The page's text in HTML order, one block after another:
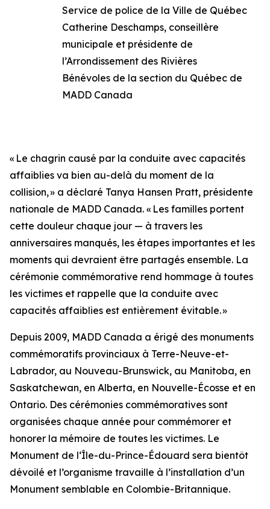
Service de police de la Ville de Québec
Catherine Deschamps, conseillère
municipale et présidente de
l’Arrondissement des Rivières
Bénévoles de la section du Québec de
MADD Canada
« Le chagrin causé par la conduite avec capacités
affaiblies va bien au-delà du moment de la
collision, » a déclaré Tanya Hansen Pratt, présidente
nationale de MADD Canada. « Les familles portent
cette douleur chaque jour — à travers les
anniversaires manqués, les étapes importantes et les
moments qui devraient être partagés ensemble. La
cérémonie commémorative rend hommage à toutes
les victimes et rappelle que la conduite avec
capacités affaiblies est entièrement évitable. »
Depuis 2009, MADD Canada a érigé des monuments
commémoratifs provinciaux à Terre-Neuve-et-
Labrador, au Nouveau-Brunswick, au Manitoba, en
Saskatchewan, en Alberta, en Nouvelle-Écosse et en
Ontario. Des cérémonies commémoratives sont
organisées chaque année pour commémorer et
honorer la mémoire de toutes les victimes. Le
Monument de l‘Île-du-Prince-Édouard sera bientôt
dévoilé et l’organisme travaille à l’installation d’un
Monument semblable en Colombie-Britannique.